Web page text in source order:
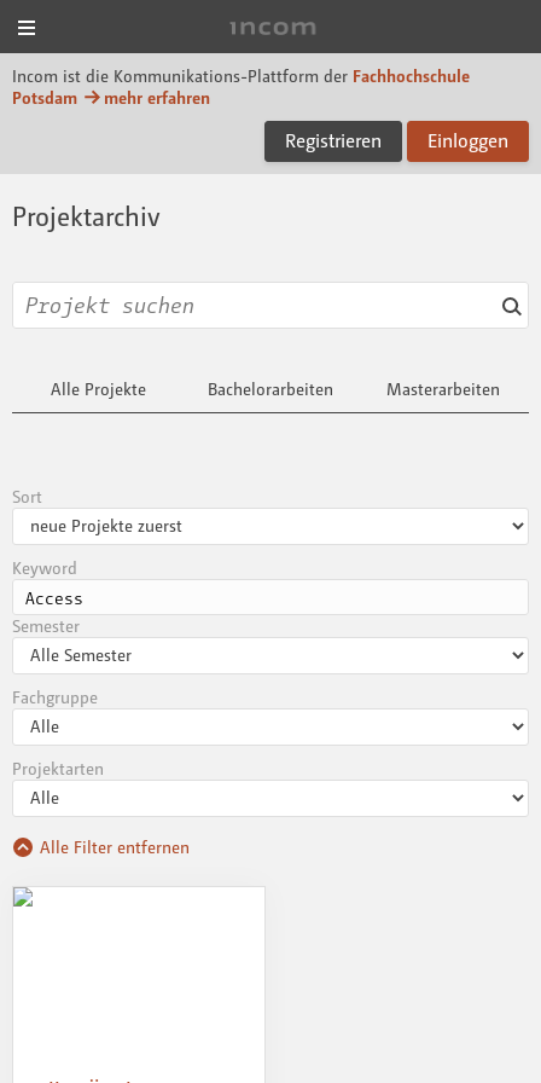
Incom ist die Kommunikations-Plattform der Fachhochschule
Potsdam
mehr erfahren
Registrieren Einloggen
Projektarchiv
Alle Projekte Bachelorarbeiten Masterarbeiten
Sort
Keyword
Semester
Fachgruppe
Projektarten
Alle Filter entfernen